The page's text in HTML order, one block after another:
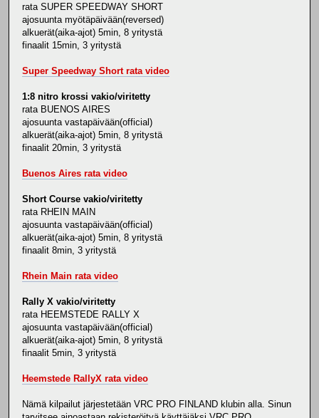
rata SUPER SPEEDWAY SHORT
ajosuunta myötäpäivään(reversed)
alkuerät(aika-ajot) 5min, 8 yritystä
finaalit 15min, 3 yritystä
Super Speedway Short rata video
1:8 nitro krossi vakio/viritetty
rata BUENOS AIRES
ajosuunta vastapäivään(official)
alkuerät(aika-ajot) 5min, 8 yritystä
finaalit 20min, 3 yritystä
Buenos Aires rata video
Short Course vakio/viritetty
rata RHEIN MAIN
ajosuunta vastapäivään(official)
alkuerät(aika-ajot) 5min, 8 yritystä
finaalit 8min, 3 yritystä
Rhein Main rata video
Rally X vakio/viritetty
rata HEEMSTEDE RALLY X
ajosuunta vastapäivään(official)
alkuerät(aika-ajot) 5min, 8 yritystä
finaalit 5min, 3 yritystä
Heemstede RallyX rata video
Nämä kilpailut järjestetään VRC PRO FINLAND klubin alla. Sinun